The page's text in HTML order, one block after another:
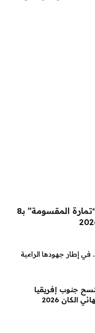
جمعية تحدي تطلق مسرحية “تمارة المقسومة” بـ8
إطار جهودها الرامية
جنوب إفريقيا
بثنائية ويبلغ نصف نهائي الكان 2026